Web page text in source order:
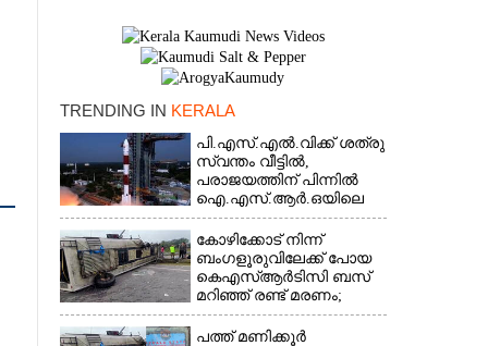
TRENDING IN KERALA
പി.എസ്.എൽ.വിക്ക് ശത്രു
സ്വന്തം വീട്ടിൽ,​
പരാജയത്തിന് പിന്നിൽ
ഐ.എസ്.ആർ.ഒയിലെ
ഉന്നതൻ
കോഴിക്കോട് നിന്ന്
ബംഗളൂരുവിലേക്ക് പോയ
കെഎസ്‌ആർടിസി ബസ്
മറിഞ്ഞ് രണ്ട് മരണം;
നിരവധിപേർ
ഗുരുതരാവസ്ഥയിൽ
പത്ത് മണിക്കൂർ
×